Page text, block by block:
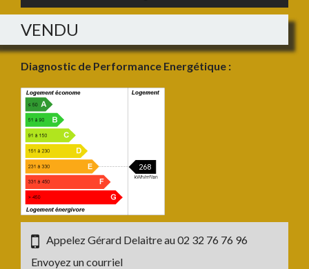
VENDU
Diagnostic de Performance Energétique :
268
Appelez Gérard Delaitre au02 32 76 76 96
Envoyez un courriel